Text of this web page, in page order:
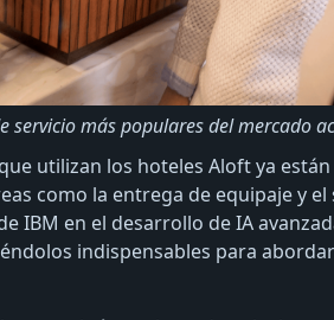
servicio más populares del mercado
utilizan los hoteles Aloft ya
como la entrega de equipaje y
IBM en el desarrollo de IA
indispensables para